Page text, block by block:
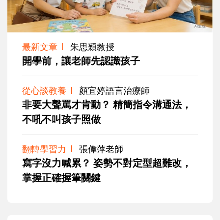
最新文章 朱思穎教授
開學前，讓老師先認識孩子
從心談教養 顏宜婷語言治療師
非要大聲罵才肯動？ 精簡指令溝通法，
不吼不叫孩子照做
翻轉學習力 張偉萍老師
寫字沒力喊累？ 姿勢不對定型超難改，
掌握正確握筆關鍵